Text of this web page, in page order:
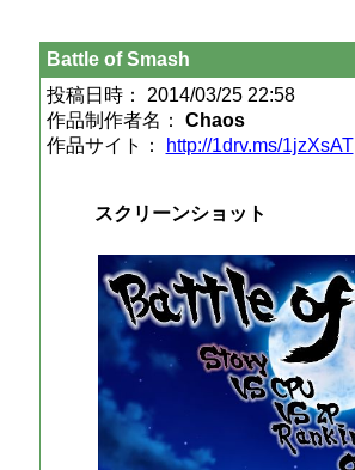
Battle of Smash
投稿日時： 2014/03/25 22:58
作品制作者名： Chaos
作品サイト：
http://1drv.ms/1jzXsAT
スクリーンショット